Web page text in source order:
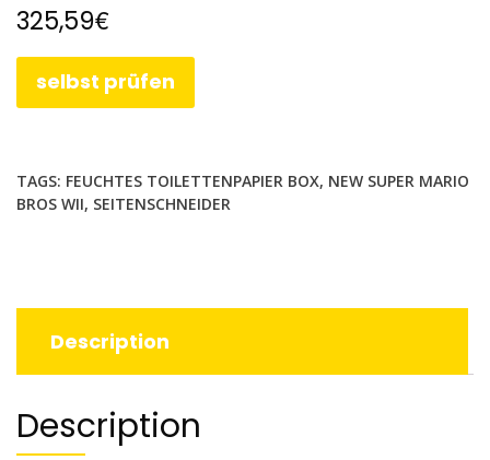
325,59€
selbst prüfen
TAGS: FEUCHTES TOILETTENPAPIER BOX, NEW SUPER MARIO
BROS WII, SEITENSCHNEIDER
Description
Description